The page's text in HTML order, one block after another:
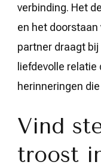
verbinding. Het
en het
partner draagt
liefdevolle
herinneringen
Vind
troost